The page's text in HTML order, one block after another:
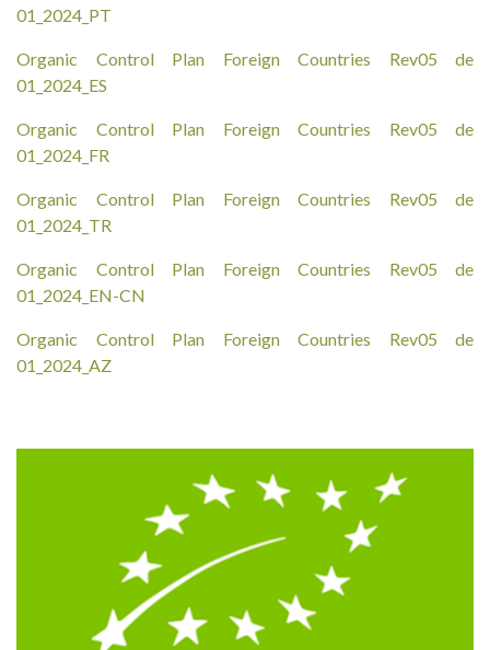
01_2024_PT
Organic Control Plan Foreign Countries Rev05 de
01_2024_ES
Organic Control Plan Foreign Countries Rev05 de
01_2024_FR
Organic Control Plan Foreign Countries Rev05 de
01_2024_TR
Organic Control Plan Foreign Countries Rev05 de
01_2024_EN-CN
Organic Control Plan Foreign Countries Rev05 de
01_2024_AZ